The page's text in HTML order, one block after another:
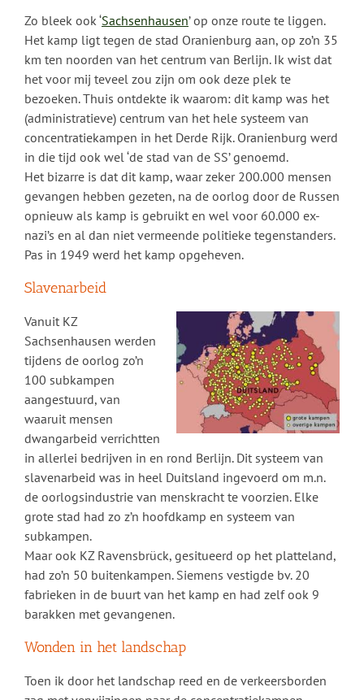
Zo bleek ook ‘Sachsenhausen’ op onze route te liggen.
Het kamp ligt tegen de stad Oranienburg aan, op zo’n 35
km ten noorden van het centrum van Berlijn. Ik wist dat
het voor mij teveel zou zijn om ook deze plek te
bezoeken. Thuis ontdekte ik waarom: dit kamp was het
(administratieve) centrum van het hele systeem van
concentratiekampen in het Derde Rijk. Oranienburg werd
in die tijd ook wel ‘de stad van de SS’ genoemd.
Het bizarre is dat dit kamp, waar zeker 200.000 mensen
gevangen hebben gezeten, na de oorlog door de Russen
opnieuw als kamp is gebruikt en wel voor 60.000 ex-
nazi’s en al dan niet vermeende politieke tegenstanders.
Pas in 1949 werd het kamp opgeheven.
Slavenarbeid
Vanuit KZ
Sachsenhausen werden
tijdens de oorlog zo’n
100 subkampen
aangestuurd, van
waaruit mensen
dwangarbeid verrichtten
in allerlei bedrijven in en rond Berlijn. Dit systeem van
slavenarbeid was in heel Duitsland ingevoerd om m.n.
de oorlogsindustrie van menskracht te voorzien. Elke
grote stad had zo z’n hoofdkamp en systeem van
subkampen.
Maar ook KZ Ravensbrück, gesitueerd op het platteland,
had zo’n 50 buitenkampen. Siemens vestigde bv. 20
fabrieken in de buurt van het kamp en had zelf ook 9
barakken met gevangenen.
Wonden in het landschap
Toen ik door het landschap reed en de verkeersborden